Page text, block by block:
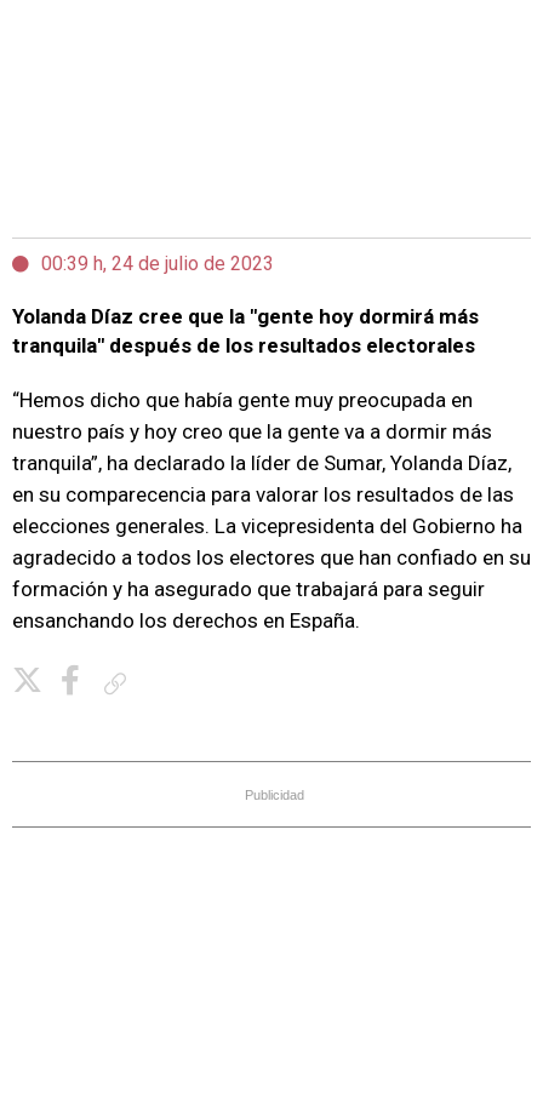
00:39 h, 24 de julio de 2023
Yolanda Díaz cree que la "gente hoy dormirá más
tranquila" después de los resultados electorales
“Hemos dicho que había gente muy preocupada en
nuestro país y hoy creo que la gente va a dormir más
tranquila”, ha declarado la líder de Sumar, Yolanda Díaz,
en su comparecencia para valorar los resultados de las
elecciones generales. La vicepresidenta del Gobierno ha
agradecido a todos los electores que han confiado en su
formación y ha asegurado que trabajará para seguir
ensanchando los derechos en España.
Publicidad